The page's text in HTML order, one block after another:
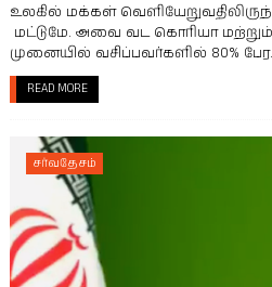
உலகில் மக்கள்
மட்டுமே. அவை வட கொரியா
முனையில் வசிப்பவர்களில் 80%
READ MORE
சர்வதேசம்